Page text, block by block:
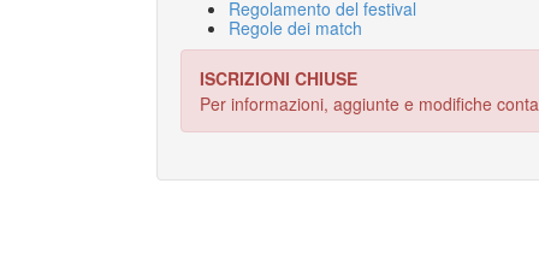
Regolamento del festival
Regole dei match
ISCRIZIONI CHIUSE
Per informazioni, aggiunte e modifiche